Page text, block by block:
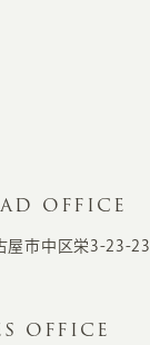
OFFICE
屋市中区栄3-23-23
OFFICE